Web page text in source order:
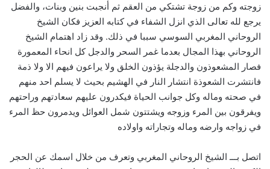
زوجته وكم من زوجة تشتكي من العقم ثم أنجبت بنين وبنات، والفضل
يرجع لله تعالى الذي انزل الشفاء في كتابه العزيز فكان الشيخ
الروحاني المغربي السوسي سببا في ذلك. وقد زاد اهتمام الشيخ
الروحاني بهذا المجال بعدما غمر السحر والدجل كل انحاء المعمورة
فصار المشعوذون والدجلة يؤذون الخلق ولا يراعون فيهم الا ولا ذمة
فانتشرت الشعوذة انتشار النار في الهشيم بحيث لا يسلم احد منهم
في صحته وماله وكل جوانب الحياة فيكدرون عليهم سعادتهم وراحتهم
ويفرقون بين المرء وزوجه ويشتتون شمل العوائل ويدمرون حظ المرء
في زواجه وارضه وماله وتجاراته واولاده
اتصل بـــ الشيخ الروحاني المغربي وتعرف من خلال اسمك عن الحجر